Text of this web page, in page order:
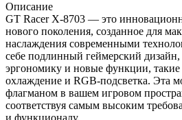
Описание
GT Racer X-8703 — это
нового поколения, созданное для
наслаждения современными
себе подлинный геймерский
эргономику и новые функции, такие
охлаждение и RGB-подсветка. Эта
флагманом в вашем игровом
соответствуя самым высоким